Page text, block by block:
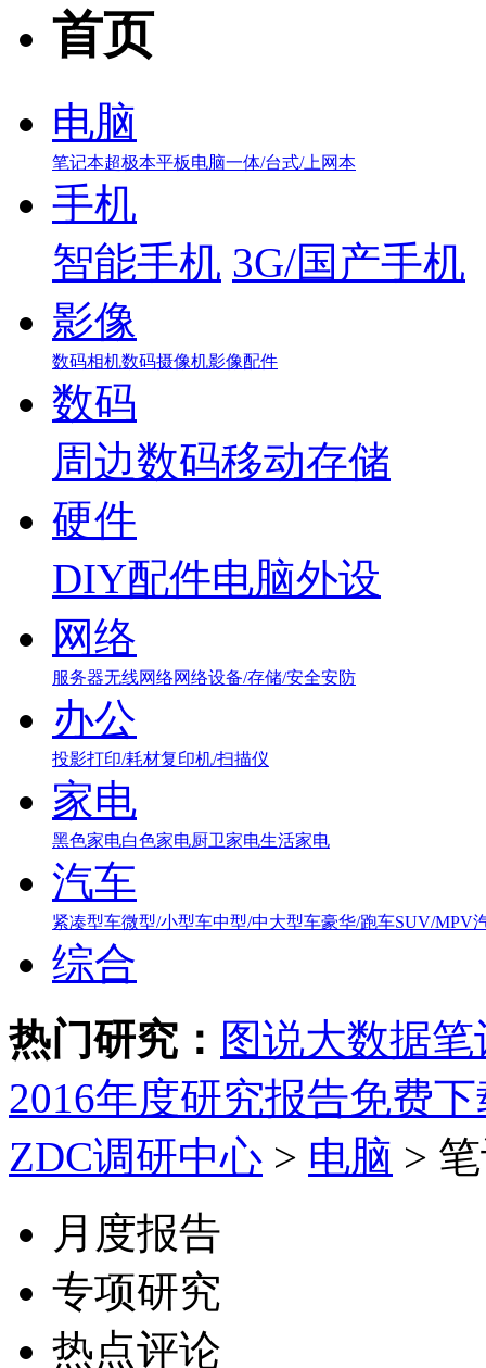
首页
电脑
笔记本超极本平板电脑一体/台式/上网本
手机
智能手机 3G/国产手机
影像
数码相机数码摄像机影像配件
数码
周边数码移动存储
硬件
DIY配件电脑外设
网络
服务器无线网络网络设备/存储/安全安防
办公
投影打印/耗材复印机/扫描仪
家电
黑色家电白色家电厨卫家电生活家电
汽车
紧凑型车微型/小型车中型/中大型车豪华/跑车SUV/MPV
综合
热门研究： 图说大数据笔
2016年度研究报告免费
ZDC调研中心 > 电脑 >
月度报告
专项研究
热点评论